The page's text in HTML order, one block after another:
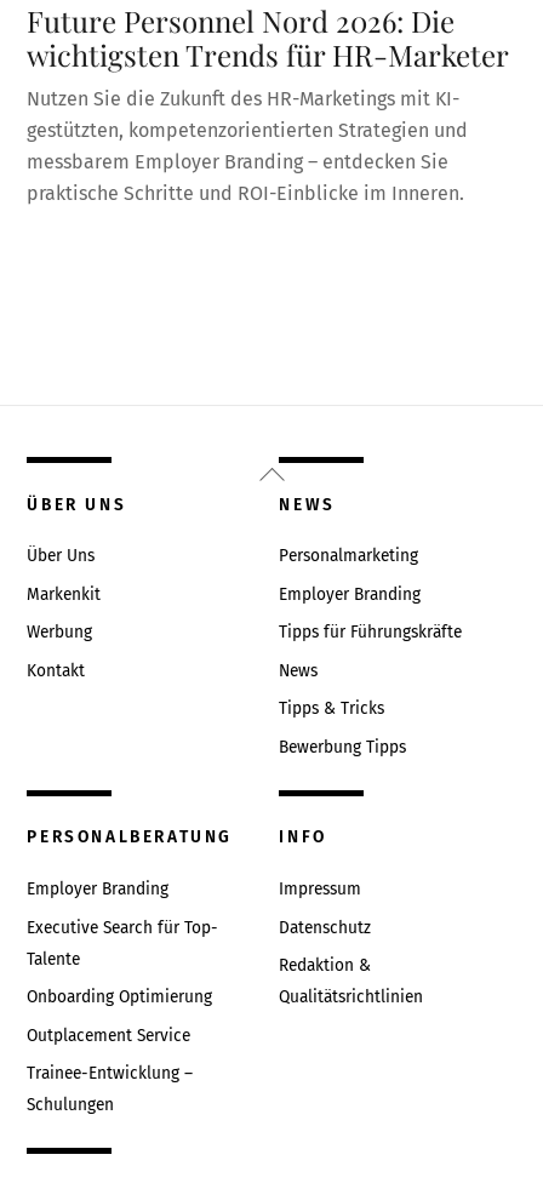
Future Personnel Nord 2026: Die
wichtigsten Trends für HR-Marketer
Nutzen Sie die Zukunft des HR-Marketings mit KI-
gestützten, kompetenzorientierten Strategien und
messbarem Employer Branding – entdecken Sie
praktische Schritte und ROI-Einblicke im Inneren.
Back
To
ÜBER UNS
Über Uns
Markenkit
Werbung
Kontakt
NEWS
Personalmarketing
Employer Branding
Tipps für Führungskräfte
News
Tipps & Tricks
Bewerbung Tipps
PERSONALBERATUNG
Employer Branding
Executive Search für Top-
Talente
Onboarding Optimierung
Outplacement Service
Trainee-Entwicklung –
Schulungen
INFO
Impressum
Datenschutz
Redaktion &
Qualitätsrichtlinien